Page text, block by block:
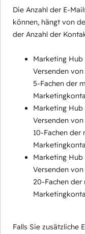
Die Anzahl der E-
können, hängt von
der Anzahl der
Marketing Hub
Versenden
5-Fachen der
Marketing Hub
Versenden
10-Fachen der
Marketing Hub
Versenden
20-Fachen der
Falls Sie zusätzliche